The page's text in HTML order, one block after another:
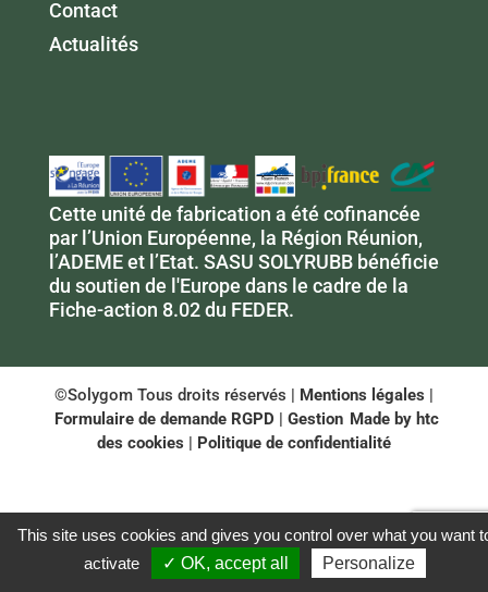
Contact
Actualités
Cette unité de fabrication a été cofinancée
par l’Union Européenne, la Région Réunion,
l’ADEME et l’Etat. SASU SOLYRUBB bénéficie
du soutien de l'Europe dans le cadre de la
Fiche-action 8.02 du FEDER.
©Solygom Tous droits réservés | Mentions légales
Made by htc
|
Formulaire de demande RGPD |Gestion
des cookies | Politique de confidentialité
This site uses cookies and gives you control over what you want
activate
✓ OK, accept all Personalize